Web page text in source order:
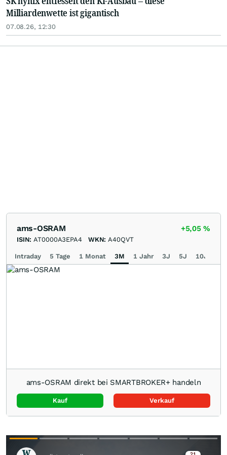
Milliardenwette ist gigantisch
07.08.26, 12:30
ams-OSRAM +5,05%
ISIN: AT0000A3EPA4 WKN: A40QVT
Intraday 5 Tage 1 Monat 3M 1 Jahr 3J 5J 10J
ams-OSRAM direkt bei SMARTBROKER+ handeln
Kauf Verkauf